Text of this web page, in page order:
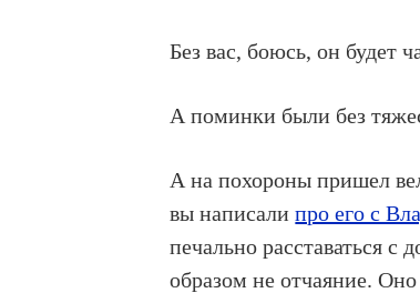
Без вас, боюсь, он будет
А поминки были без
А на похороны пришел
вы написалипро его с
печально расставаться
образом не отчаяние. Оно